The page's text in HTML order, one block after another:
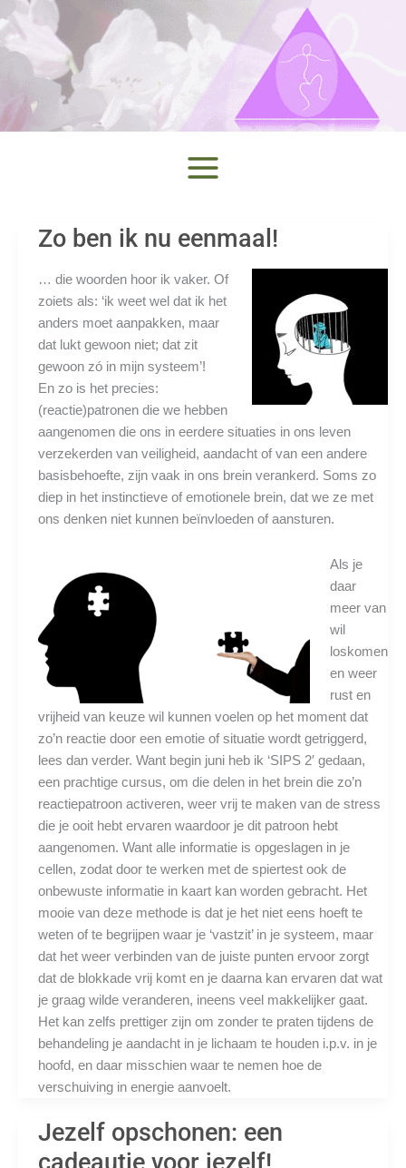
Ga
naar
de
inhoud
Zo ben ik nu eenmaal!
… die woorden hoor ik vaker. Of
zoiets als: ‘ik weet wel dat ik het
anders moet aanpakken, maar
dat lukt gewoon niet; dat zit
gewoon zó in mijn systeem’!
En zo is het precies:
(reactie)patronen die we hebben
aangenomen die ons in eerdere situaties in ons leven
verzekerden van veiligheid, aandacht of van een andere
basisbehoefte, zijn vaak in ons brein verankerd. Soms zo
diep in het instinctieve of emotionele brein, dat we ze met
ons denken niet kunnen beïnvloeden of aansturen.
Als je
daar
meer van
wil
loskomen
en weer
rust en
vrijheid van keuze wil kunnen voelen op het moment dat
zo’n reactie door een emotie of situatie wordt getriggerd,
lees dan verder. Want begin juni heb ik ‘SIPS 2′ gedaan,
een prachtige cursus, om die delen in het brein die zo’n
reactiepatroon activeren, weer vrij te maken van de stress
die je ooit hebt ervaren waardoor je dit patroon hebt
aangenomen. Want alle informatie is opgeslagen in je
cellen, zodat door te werken met de spiertest ook de
onbewuste informatie in kaart kan worden gebracht. Het
mooie van deze methode is dat je het niet eens hoeft te
weten of te begrijpen waar je ‘vastzit’ in je systeem, maar
dat het weer verbinden van de juiste punten ervoor zorgt
dat de blokkade vrij komt en je daarna kan ervaren dat wat
je graag wilde veranderen, ineens veel makkelijker gaat.
Het kan zelfs prettiger zijn om zonder te praten tijdens de
behandeling je aandacht in je lichaam te houden i.p.v. in je
hoofd, en daar misschien waar te nemen hoe de
verschuiving in energie aanvoelt.
Jezelf opschonen: een